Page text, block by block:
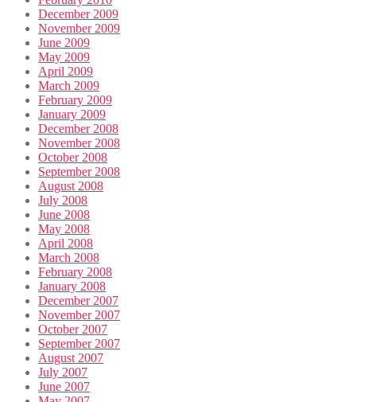
December 2009
November 2009
June 2009
May 2009
April 2009
March 2009
February 2009
January 2009
December 2008
November 2008
October 2008
September 2008
August 2008
July 2008
June 2008
May 2008
April 2008
March 2008
February 2008
January 2008
December 2007
November 2007
October 2007
September 2007
August 2007
July 2007
June 2007